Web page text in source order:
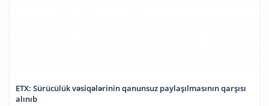
ETX: Sürücülük vəsiqələrinin qanunsuz paylaşılmasının qarşısı
alınıb